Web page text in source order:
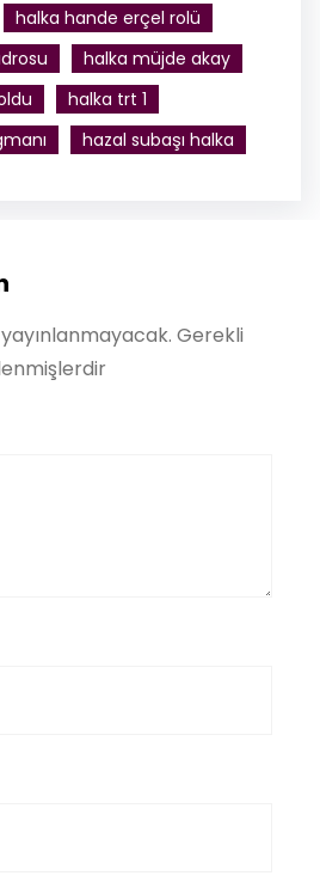
halka hande erçel rolü
halka müjde akay
halka trt 1
hazal subaşı halka
Gerekli